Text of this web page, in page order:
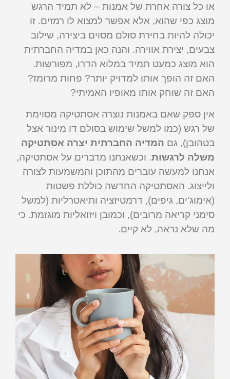
או כל צורה אחרת של אמנות – לא תמיד הרגש
מוצג כפי שהוא, אלא אפשר למצוא לו רמזים. זו
יכולה להיות בחירת סולם מסוים ביצירה, שילוב
צבעים, יצירת אווירה. והנה כאן במדיה החברתית
הוא מוצג כמעט תמיד במלוא הדרו, מפורשות.
האם זה הופך אותו למדויק יותר? פחות מרומז?
האם זה שוחק אותו מאופיו האמיתי?
אין ספק שאם באמנות נוצרה אסתטיקה מסוימת
של רגש (כמו למשל שימוש בסולם דו מינור אצל
בטהובן), גם המדיה החברתית יצרה אסתטיקה
משלה לרגשות. וכשאנחנו מדברים על אסתטיקה,
אנחנו למעשה עוברים מהתוכן והמשמעות לצורה
ולייצוג. האסתטיקה החדשה כוללת פשטות
(אימוג'ים, גיפים), דרמטיזציה ותיאטרליות (למשל
סימני קריאה מרובים), וכמובן ויזואליות מוגזמת. כי
מה שלא נראה, לא קיים.